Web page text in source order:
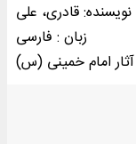
نویسنده: قادری، علی
زبان : فارسی
امام خمينی (س)